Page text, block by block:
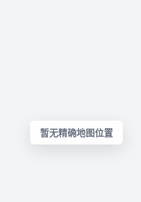
暂无精确地图位置